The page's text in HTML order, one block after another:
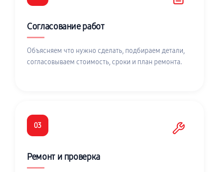
Согласование работ
Объясняем что нужно сделать, подбираем детали,
согласовываем стоимость, сроки и план ремонта.
03
Ремонт и проверка